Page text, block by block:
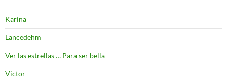
Karina
Lancedehm
Ver las estrellas … Para ser bella
Victor